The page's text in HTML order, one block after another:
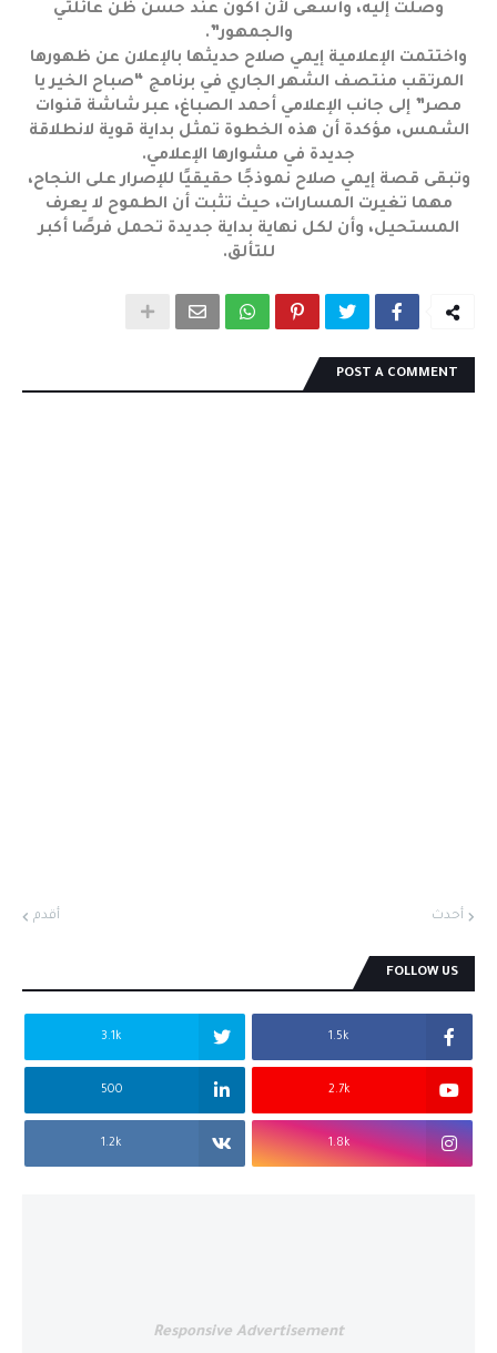
وصلت إليه، وأسعى لأن أكون عند حسن ظن عائلتي
والجمهور”.
واختتمت الإعلامية إيمي صلاح حديثها بالإعلان عن ظهورها
المرتقب منتصف الشهر الجاري في برنامج “صباح الخير يا
مصر” إلى جانب الإعلامي أحمد الصباغ، عبر شاشة قنوات
الشمس، مؤكدة أن هذه الخطوة تمثل بداية قوية لانطلاقة
جديدة في مشوارها الإعلامي.
وتبقى قصة إيمي صلاح نموذجًا حقيقيًا للإصرار على النجاح،
مهما تغيرت المسارات، حيث تثبت أن الطموح لا يعرف
المستحيل، وأن لكل نهاية بداية جديدة تحمل فرصًا أكبر
للتألق.
POST A COMMENT
أحدث أقدم
FOLLOW US
1.5k
3.1k
2.7k
500
1.8k
1.2k
Responsive Advertisement